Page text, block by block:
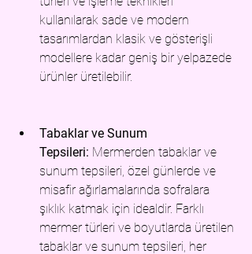
kullanılarak sade ve modern
tasarımlardan klasik ve gösterişli
modellere kadar geniş bir yelpazede
ürünler üretilebilir.
Tabaklar ve Sunum
Tepsileri: Mermerden tabaklar ve
sunum tepsileri, özel günlerde ve
misafir ağırlamalarında sofralara
şıklık katmak için idealdir. Farklı
mermer türleri ve boyutlarda üretilen
tabaklar ve sunum tepsileri, her